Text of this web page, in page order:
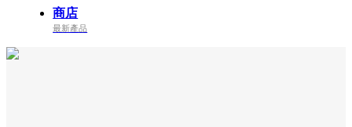
商店
最新產品